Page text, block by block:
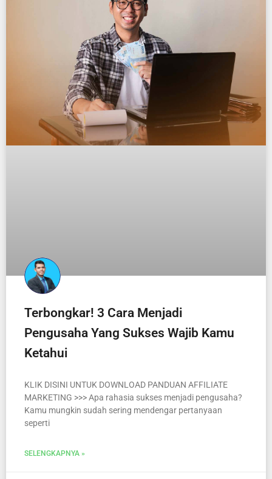
Terbongkar! 3 Cara Menjadi
Pengusaha Yang Sukses Wajib Kamu
Ketahui
KLIK DISINI UNTUK DOWNLOAD PANDUAN AFFILIATE
MARKETING >>> Apa rahasia sukses menjadi pengusaha?
Kamu mungkin sudah sering mendengar pertanyaan
seperti
SELENGKAPNYA »